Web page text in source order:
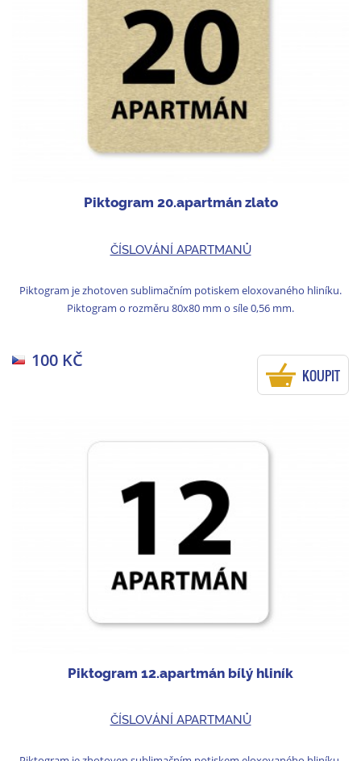
Piktogram 20.apartmán zlato
ČÍSLOVÁNÍ APARTMANŮ
Piktogram je zhotoven sublimačním potiskem eloxovaného hliníku.
Piktogram o rozměru 80x80 mm o síle 0,56 mm.
100 KČ
KOUPIT
Piktogram 12.apartmán bílý hliník
ČÍSLOVÁNÍ APARTMANŮ